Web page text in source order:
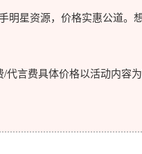
明星资源，价格实惠公道。
言费具体价格以活动内容为